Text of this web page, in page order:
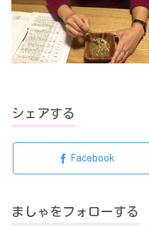
シェアする
Facebook
ましゃをフォローする